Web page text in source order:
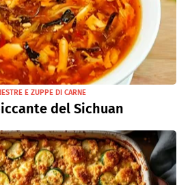
E ZUPPE DI CARNE
del Sichuan